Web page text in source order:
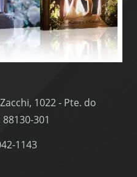
1022 - Pte. do
301
1143